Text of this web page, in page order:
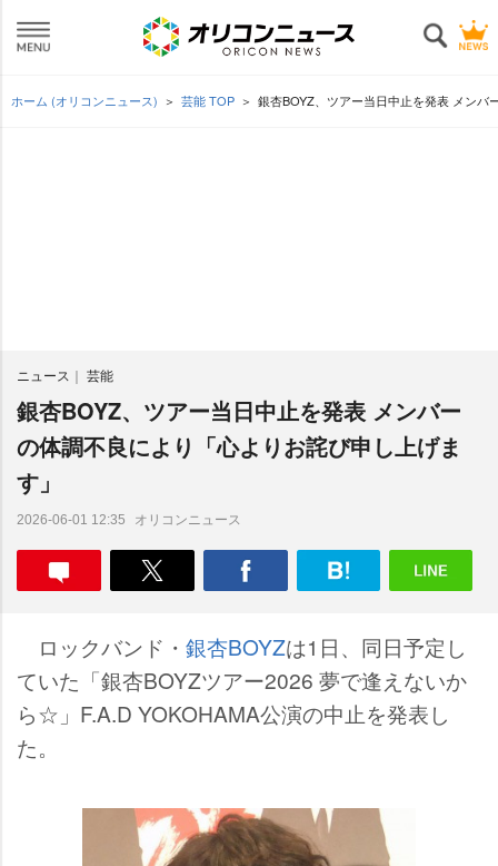
ホーム (オリコンニュース) 芸能 TOP 銀杏BOYZ、ツアー当日中止を発表 メンバ
ニュース 芸能
銀杏BOYZ、ツアー当日中止を発表 メンバー
の体調不良により「心よりお詫び申し上げま
す」
2026-06-01 12:35 オリコンニュース
ロックバンド・ 銀杏BOYZは1日、同日予定し
ていた「銀杏BOYZツアー2026 夢で逢えないか
ら☆」F.A.D YOKOHAMA公演の中止を発表し
た。